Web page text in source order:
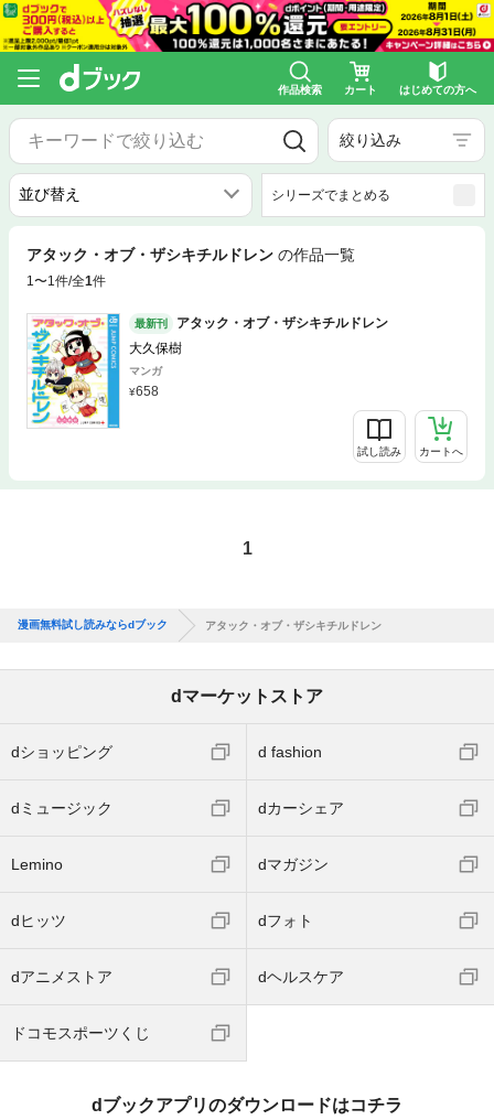
作品検索 カート はじめての方へ
絞り込み
シリーズでまとめる
アタック・オブ・ザシキチルドレン の作品一覧
1〜1件/全1件
最新刊
アタック・オブ・ザシキチルドレン
大久保樹
マンガ
658
試し読み カートへ
1
漫画無料試し読みならdブック アタック・オブ・ザシキチルドレン
dマーケットストア
dショッピング d fashion
dミュージック dカーシェア
Lemino dマガジン
dヒッツ dフォト
dアニメストア dヘルスケア
ドコモスポーツくじ
dブックアプリのダウンロードはコチラ